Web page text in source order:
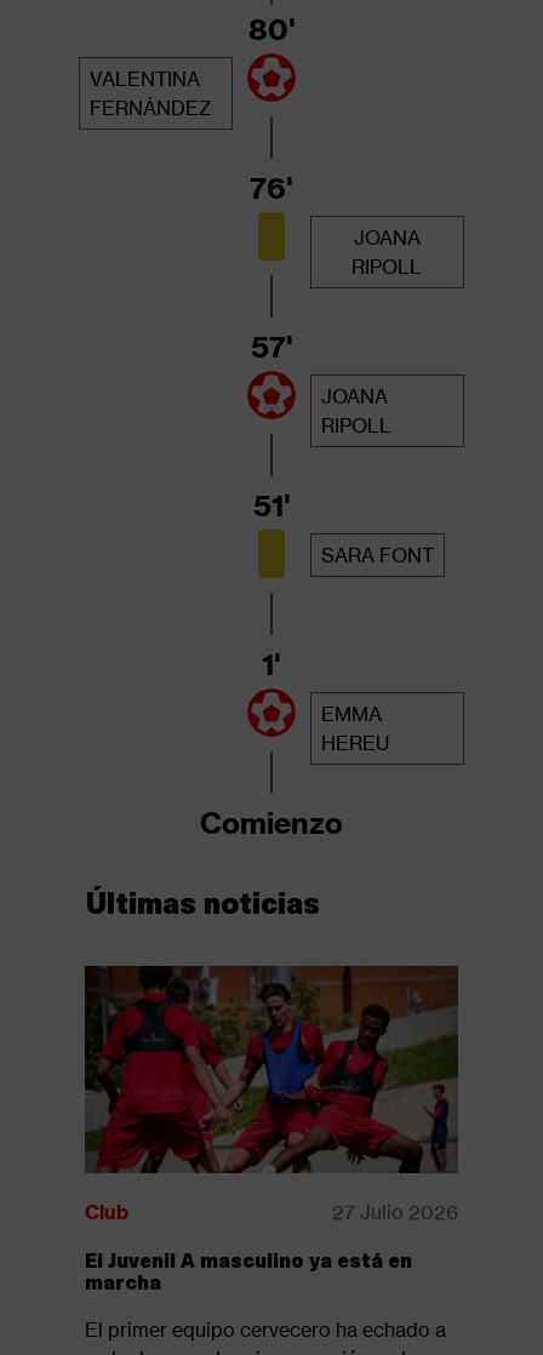
VALENTINA
FERNÁNDEZ
80'
JOANA
RIPOLL
76'
JOANA
RIPOLL
57'
SARA FONT
51'
EMMA
HEREU
1'
Comienzo
Últimas noticias
Club 27 Julio 2026
El Juvenil A masculino ya está en
marcha
El primer equipo cervecero ha echado a